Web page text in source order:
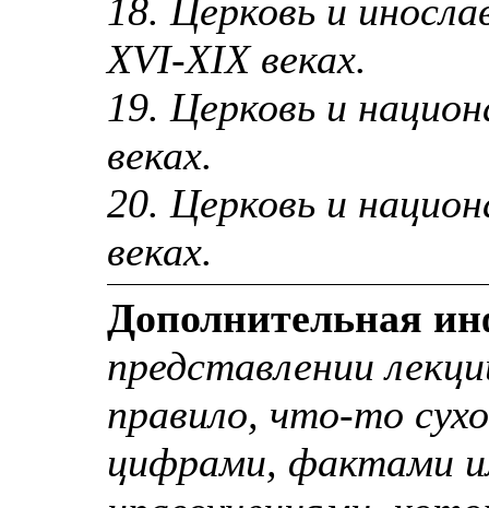
18. Церковь и
XVI-XIX веках.
19. Церковь и
веках.
20. Церковь и
веках.
Дополнительная
представлении
правило, что-то
цифрами, фактами